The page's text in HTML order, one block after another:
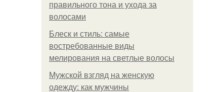
правильного тона и ухода за
волосами
Блеск и стиль: самые
востребованные виды
мелирования на светлые волосы
Мужской взгляд на женскую
одежду: как мужчины